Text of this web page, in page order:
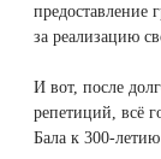
предоставление
за реализацию
И вот, после
репетиций, всё
Бала к 300-
Лазерное
Лечение
Лечение
Вакуумно-
Therapy Pulse
Удалить
Удалить
Удалить